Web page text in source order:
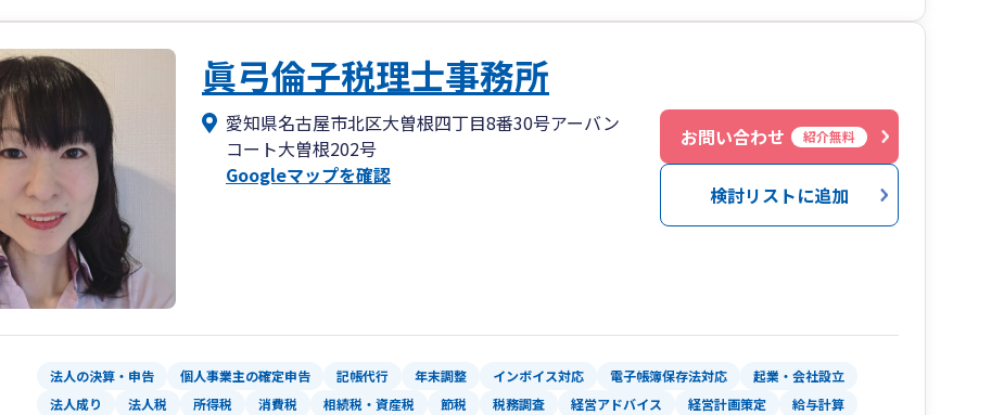
④決算の税金・給与天引きの税金も口座振替で納税可能
⑤総合振込用のExcelツールを使って毎月の振込も一瞬で完了
「不明瞭」を解消。「納得」を実現します
①決算料なし。納税の時期にわざわざ支払を増やしません
②Zoom面談に完全対応。移動コストの削減を料金に反映
③シンプルかつ明快な料金表。業務の内訳をきっちりと表示
②給与計算もお値打ち価格で受託。手書きの明細からお別れです
③就業規則の作成や労働問題には提携社労士をご紹介
眞弓倫子税理士事務所
愛知県名古屋市北区大曽根四丁目8番30号アーバン
コート大曽根202号
Googleマップを確認
お問い合わせ 紹介無料
検討リストに追加
法人の決算・申告 個人事業主の確定申告 記帳代行 年末調整 インボイス対応 電子帳簿保存法対応
起業・会社設立
法人成り
法人税 所得税 消費税 相続税・資産税 節税 税務調査 経営アドバイス 経営計画策定
給与計算